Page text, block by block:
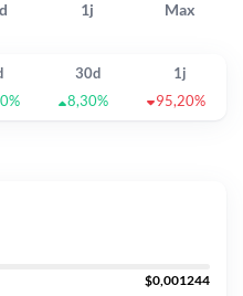
1j Max
30d
1j
8,30% 95,20%
$0,001244